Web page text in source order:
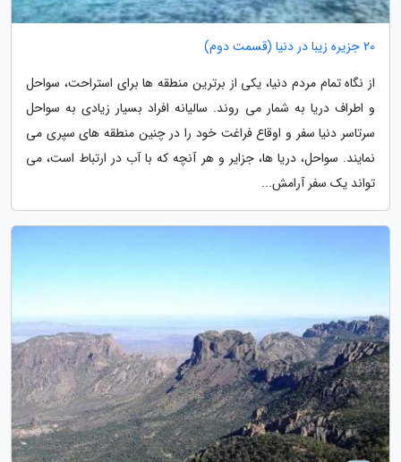
20 جزیره زیبا در دنیا (قسمت دوم)
از نگاه تمام مردم دنیا، یکی از برترین منطقه ها برای استراحت، سواحل
و اطراف دریا به شمار می روند. سالیانه افراد بسیار زیادی به سواحل
سرتاسر دنیا سفر و اوقاع فراغت خود را در چنین منطقه های سپری می
نمایند. سواحل، دریا ها، جزایر و هر آنچه که با آب در ارتباط است، می
تواند یک سفر آرامش...